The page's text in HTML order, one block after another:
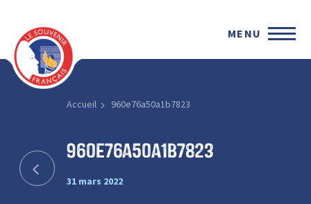
MENU
Accueil 960e76a50a1b7823
960e76a50a1b7823
31 mars 2022